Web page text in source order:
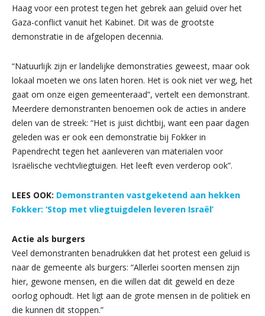
Haag voor een protest tegen het gebrek aan geluid over het
Gaza-conflict vanuit het Kabinet. Dit was de grootste
demonstratie in de afgelopen decennia.
“Natuurlijk zijn er landelijke demonstraties geweest, maar ook
lokaal moeten we ons laten horen. Het is ook niet ver weg, het
gaat om onze eigen gemeenteraad”, vertelt een demonstrant.
Meerdere demonstranten benoemen ook de acties in andere
delen van de streek: “Het is juist dichtbij, want een paar dagen
geleden was er ook een demonstratie bij Fokker in
Papendrecht tegen het aanleveren van materialen voor
Israëlische vechtvliegtuigen. Het leeft even verderop ook”.
LEES OOK: Demonstranten vastgeketend aan hekken
Fokker: ‘Stop met vliegtuigdelen leveren Israël’
Actie als burgers
Veel demonstranten benadrukken dat het protest een geluid is
naar de gemeente als burgers: “Allerlei soorten mensen zijn
hier, gewone mensen, en die willen dat dit geweld en deze
oorlog ophoudt. Het ligt aan de grote mensen in de politiek en
die kunnen dit stoppen.”